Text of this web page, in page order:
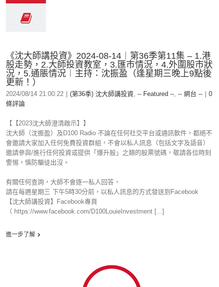
《沈大師講投資》2024-08-14︱第36季第11集 – 1.港
股走勢，2.大師投資教室，3.匯市情況，4.外圍股市狀
況，5.通脹情況︱主持：沈振盈（逢星期三晚上9點後
更新！）
2024/08/14 21:00:22 (第36季) 沈大師講投資, -- Featured --, -- 網台 --
0
條評論
【【2023沈大師澄清啟示】】
沈大師（沈振盈）及D100 Radio 不論在任何社交平台或通訊軟件，都絕不
會邀請大家加入任何免費投資群組，不會以私人訊息（包括文字及語音）
邀請參與/進行任何投資或提供「爆升股」之類的股票號碼，敬請各位時刻
警惕，慎防騙徒出沒。
有關任何查詢，大師不會逐一私人回答，
請在每週星期三 下午5時30分前，以私人訊息的方式發送到Facebook
【沈大師講投資】Facebook專頁
（ https://www.facebook.com/D100LouieInvestment [...]
進一步了解